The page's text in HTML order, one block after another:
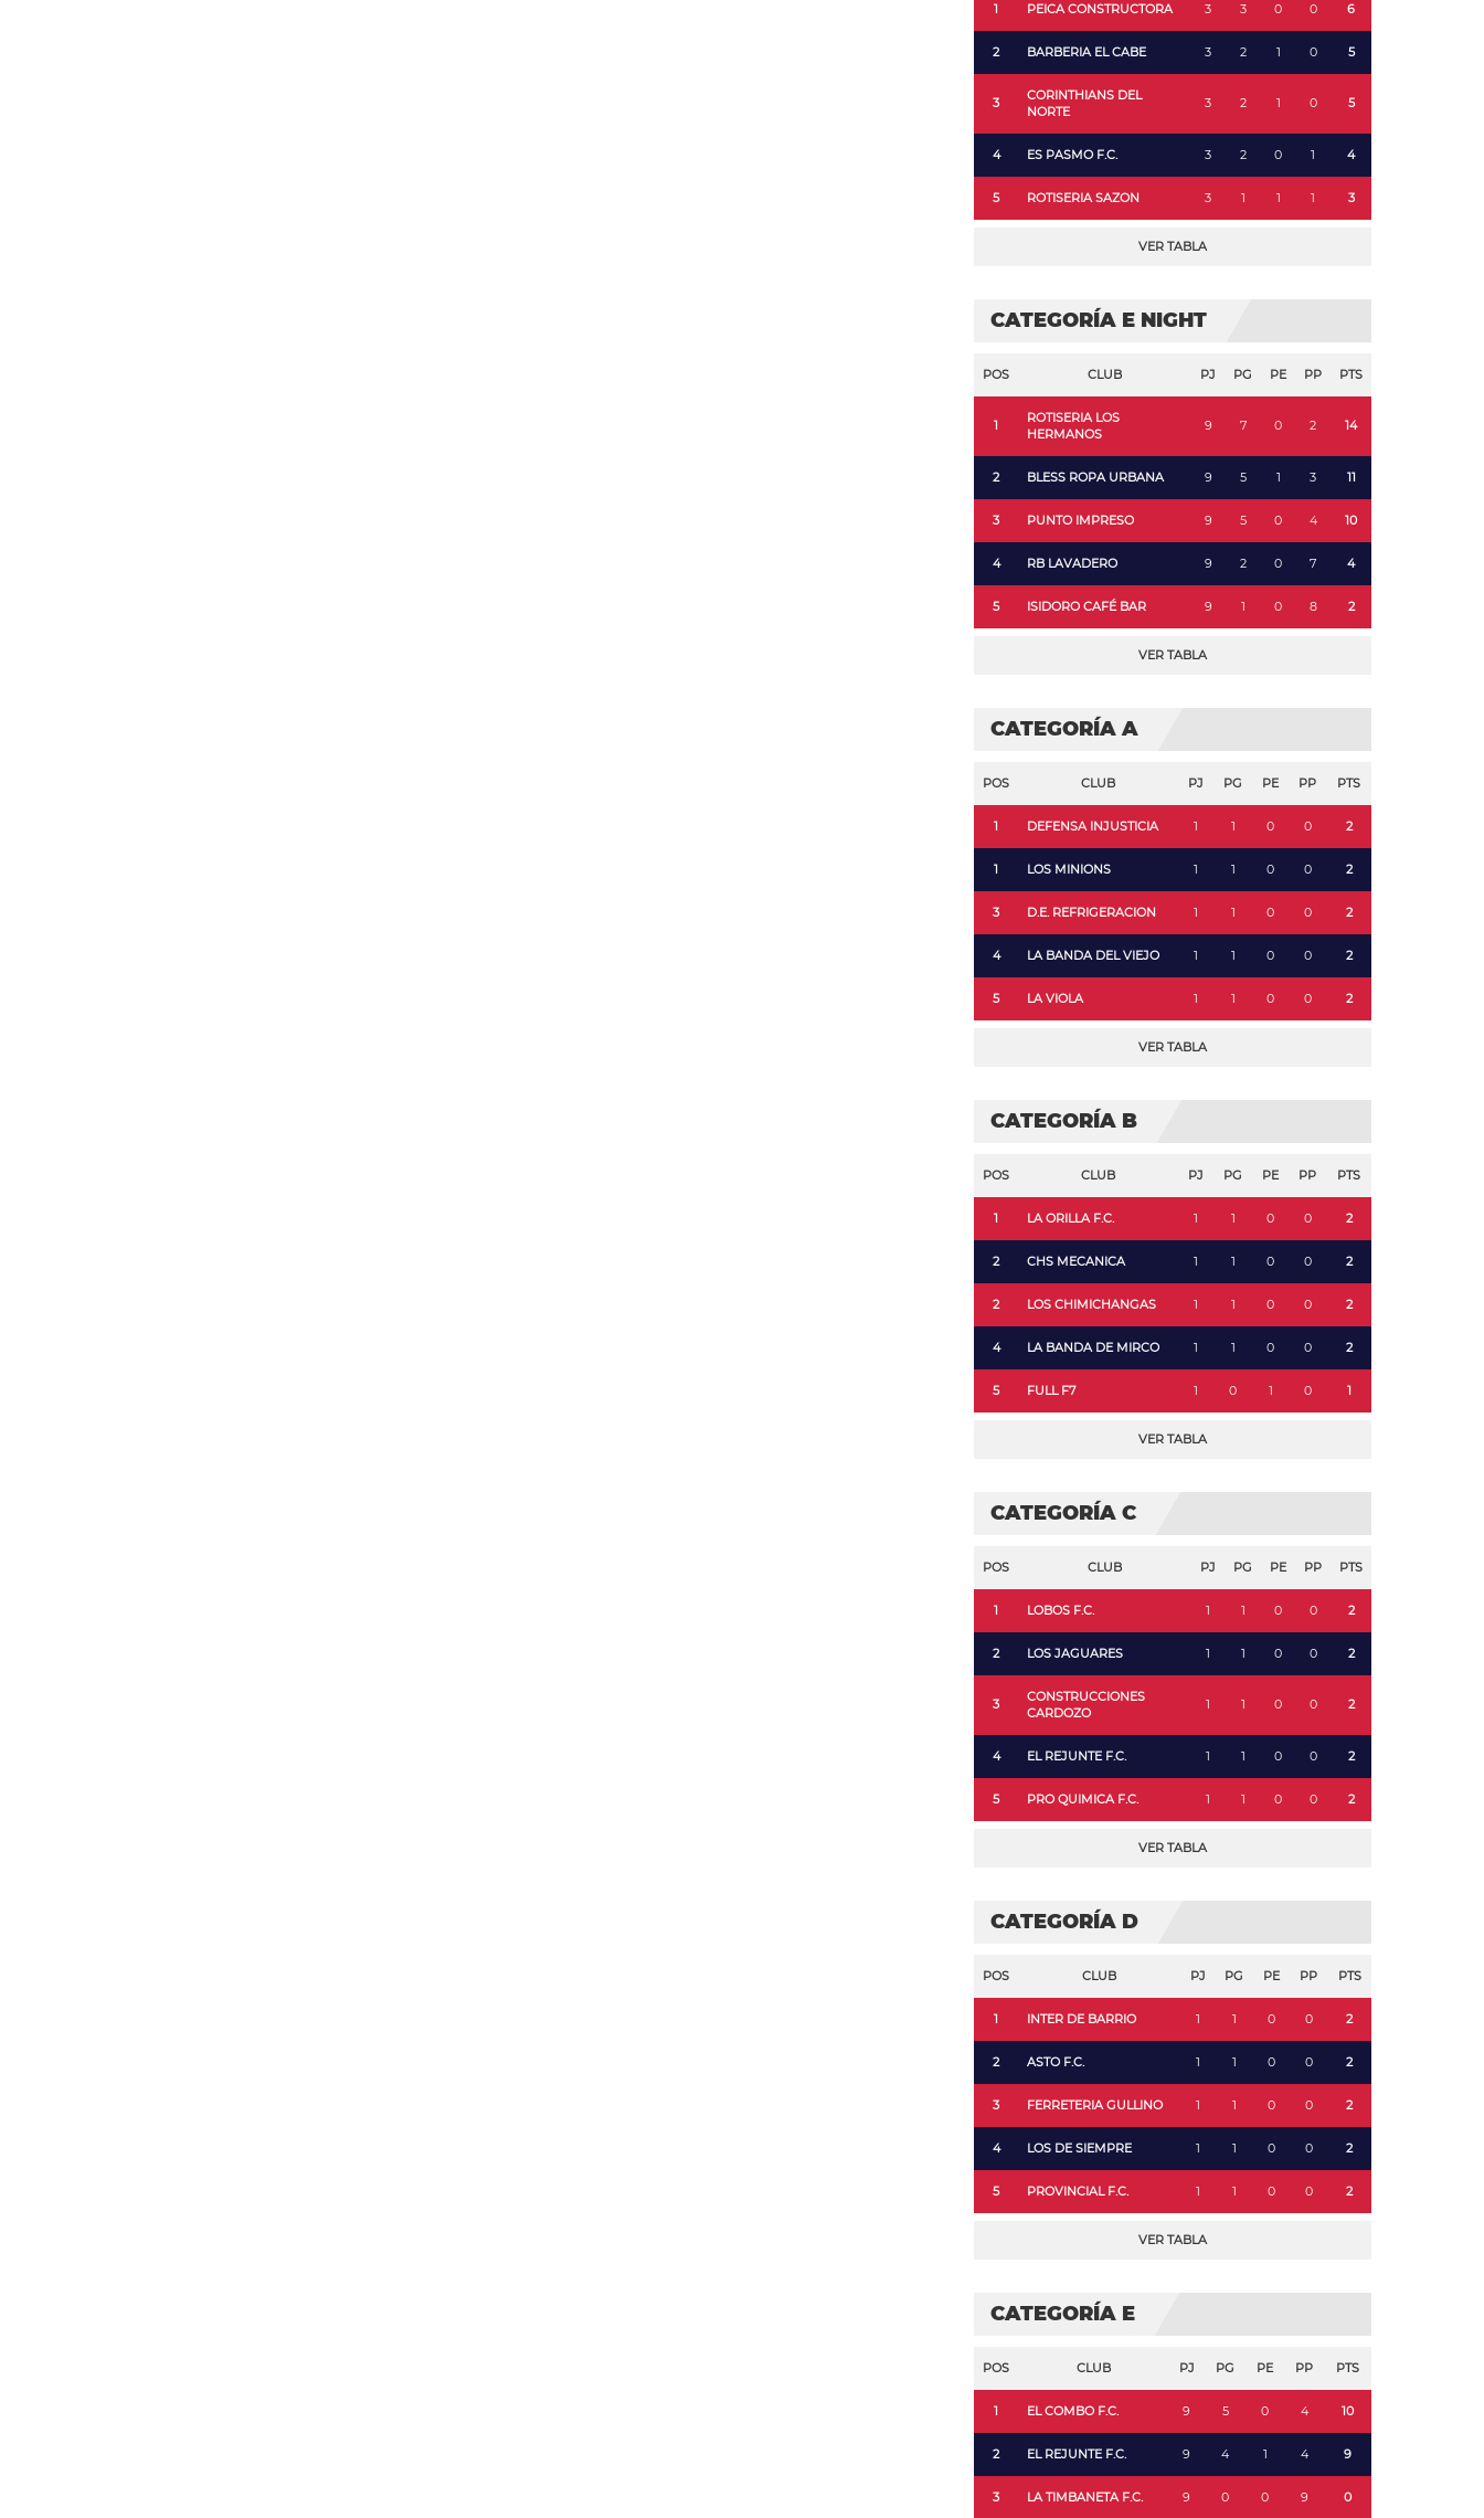
1 PEICA CONSTRUCTORA 3 3 0 0 6
2 BARBERIA EL CABE 3 2 1 0 5
3
CORINTHIANS DEL
NORTE
3 2 1 0 5
4 ES PASMO F.C. 3 2 0 1 4
5 ROTISERIA SAZON 3 1 1 1 3
VER TABLA
CATEGORÍA E NIGHT
POS CLUB PJ PG PE PP PTS
1
ROTISERIA LOS
HERMANOS
9 7 0 2 14
2 BLESS ROPA URBANA 9 5 1 3 11
3 PUNTO IMPRESO 9 5 0 4 10
4 RB LAVADERO 9 2 0 7 4
5 ISIDORO CAFÉ BAR 9 1 0 8 2
VER TABLA
CATEGORÍA A
POS CLUB PJ PG PE PP PTS
1 DEFENSA INJUSTICIA 1 1 0 0 2
1 LOS MINIONS 1 1 0 0 2
3 D.E. REFRIGERACION 1 1 0 0 2
4 LA BANDA DEL VIEJO 1 1 0 0 2
5 LA VIOLA 1 1 0 0 2
VER TABLA
CATEGORÍA B
POS CLUB PJ PG PE PP PTS
1 LA ORILLA F.C. 1 1 0 0 2
2 CHS MECANICA 1 1 0 0 2
2 LOS CHIMICHANGAS 1 1 0 0 2
4 LA BANDA DE MIRCO 1 1 0 0 2
5 FULL F7 1 0 1 0 1
VER TABLA
CATEGORÍA C
POS CLUB PJ PG PE PP PTS
1 LOBOS F.C. 1 1 0 0 2
2 LOS JAGUARES 1 1 0 0 2
3
CONSTRUCCIONES
CARDOZO
1 1 0 0 2
4 EL REJUNTE F.C. 1 1 0 0 2
5 PRO QUIMICA F.C. 1 1 0 0 2
VER TABLA
CATEGORÍA D
POS CLUB PJ PG PE PP PTS
1 INTER DE BARRIO 1 1 0 0 2
2 ASTO F.C. 1 1 0 0 2
3 FERRETERIA GULLINO 1 1 0 0 2
4 LOS DE SIEMPRE 1 1 0 0 2
5 PROVINCIAL F.C. 1 1 0 0 2
VER TABLA
CATEGORÍA E
POS CLUB PJ PG PE PP PTS
1 EL COMBO F.C. 9 5 0 4 10
2 EL REJUNTE F.C. 9 4 1 4 9
3 LA TIMBANETA F.C. 9 0 0 9 0